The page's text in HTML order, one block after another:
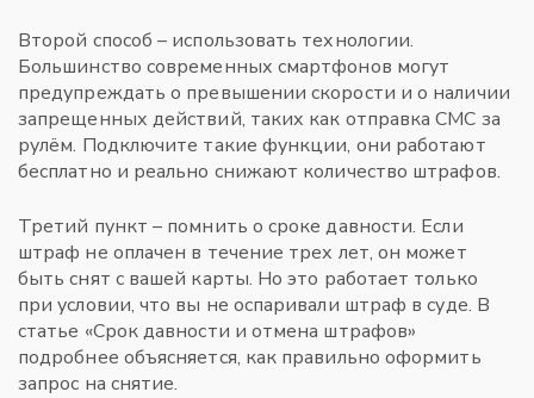
Второй способ – использовать технологии.
Большинство современных смартфонов могут
предупреждать о превышении скорости и о наличии
запрещенных действий, таких как отправка СМС за
рулём. Подключите такие функции, они работают
бесплатно и реально снижают количество штрафов.
Третий пункт – помнить о сроке давности. Если
штраф не оплачен в течение трех лет, он может
быть снят с вашей карты. Но это работает только
при условии, что вы не оспаривали штраф в суде. В
статье «Срок давности и отмена штрафов»
подробнее объясняется, как правильно оформить
запрос на снятие.